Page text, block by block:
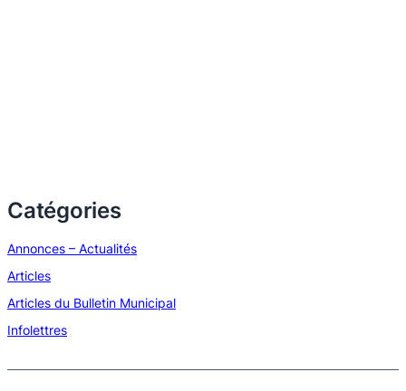
Catégories
Annonces – Actualités
Articles
Articles du Bulletin Municipal
Infolettres